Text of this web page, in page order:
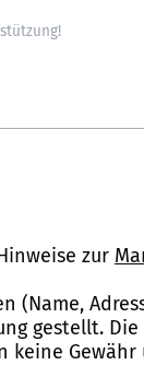
zur
(Name,
gestellt.
keine